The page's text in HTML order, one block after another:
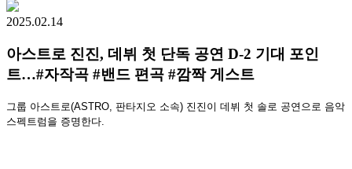
2025.02.14
아스트로 진진, 데뷔 첫 단독 공연 D-2 기대 포인
트…#자작곡 #밴드 편곡 #깜짝 게스트
그룹 아스트로(ASTRO, 판타지오 소속) 진진이 데뷔 첫 솔로 공연으로 음악
스펙트럼을 증명한다.